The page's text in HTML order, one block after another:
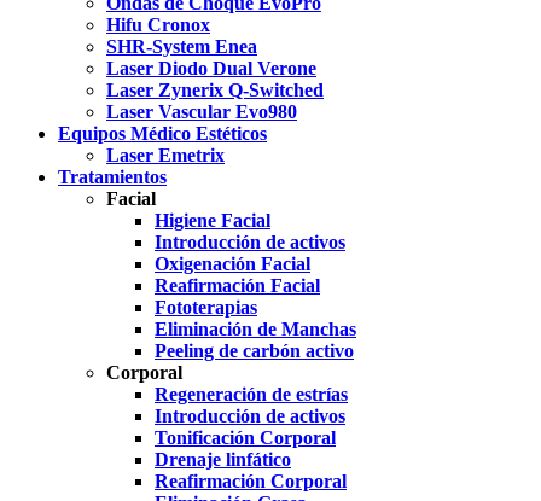
Hifu Cronox
SHR-System Enea
Laser Diodo Dual Verone
Laser Zynerix Q-Switched
Laser Vascular Evo980
Equipos Médico Estéticos
Laser Emetrix
Tratamientos
Facial
Higiene Facial
Introducción de activos
Oxigenación Facial
Reafirmación Facial
Fototerapias
Eliminación de Manchas
Peeling de carbón activo
Corporal
Regeneración de estrías
Introducción de activos
Tonificación Corporal
Drenaje linfático
Reafirmación Corporal